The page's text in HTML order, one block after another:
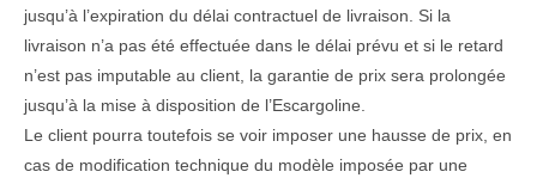
jusqu’à l’expiration du délai contractuel de livraison. Si la
livraison n’a pas été effectuée dans le délai prévu et si le retard
n’est pas imputable au client, la garantie de prix sera prolongée
jusqu’à la mise à disposition de l’Escargoline.
Le client pourra toutefois se voir imposer une hausse de prix, en
cas de modification technique du modèle imposée par une